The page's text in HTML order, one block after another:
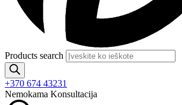
Products search
+370 674 43231
Nemokama Konsultacija